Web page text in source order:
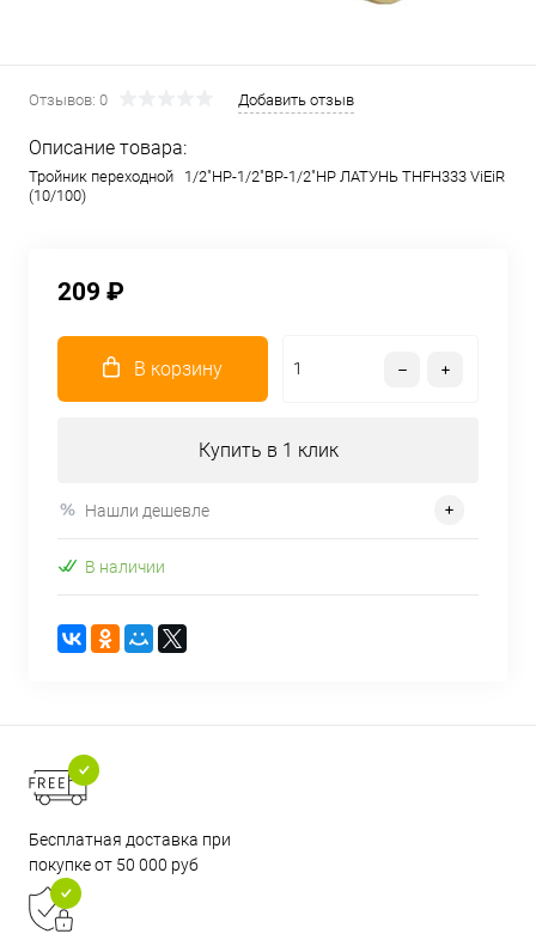
Отзывов: 0 Добавить отзыв
Описание товара:
Тройник переходной 1/2"НР-1/2"ВР-1/2"НР ЛАТУНЬ THFH333 ViEiR
(10/100)
209 ₽
В корзину
Купить в 1 клик
Нашли дешевле
В наличии
Бесплатная доставка при
покупке от 50 000 руб